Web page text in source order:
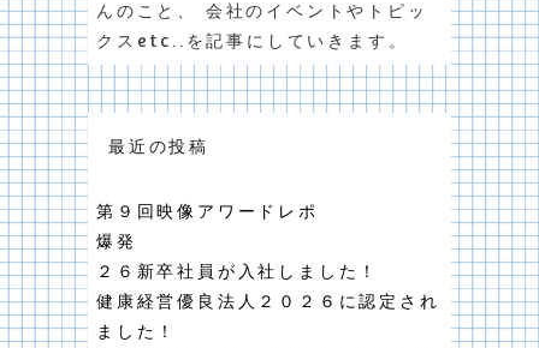
んのこと、 会社のイベントやトピッ
クスetc..を記事にしていきます。
最近の投稿
第９回映像アワードレポ
爆発
２６新卒社員が入社しました！
健康経営優良法人２０２６に認定され
ました！